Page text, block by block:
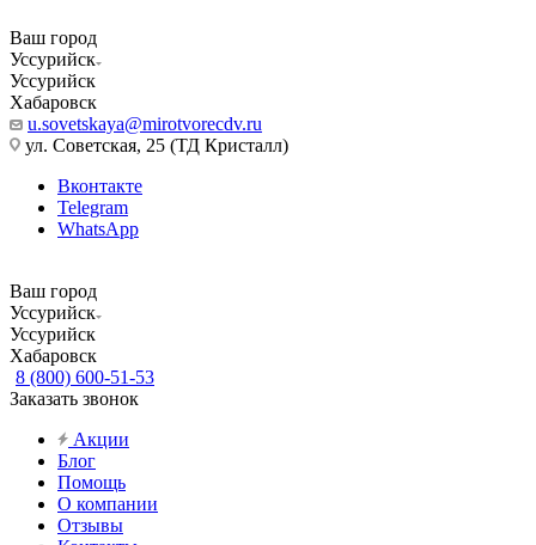
Ваш город
Уссурийск
Уссурийск
Хабаровск
u.sovetskaya@mirotvorecdv.ru
ул. Советская, 25 (ТД Кристалл)
Вконтакте
Telegram
WhatsApp
Ваш город
Уссурийск
Уссурийск
Хабаровск
8 (800) 600-51-53
Заказать звонок
Акции
Блог
Помощь
О компании
Отзывы